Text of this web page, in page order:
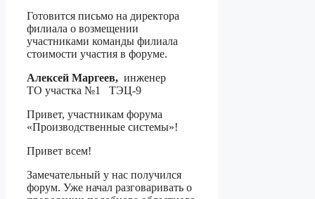
Готовится письмо на директора
филиала о возмещении
участниками команды филиала
стоимости участия в форуме.
Алексей Маргеев, инженер
ТО участка №1
ТЭЦ-9
Привет, участникам форума
«Производственные системы»!
Привет всем!
Замечательный у нас получился
форум. Уже начал разговаривать о